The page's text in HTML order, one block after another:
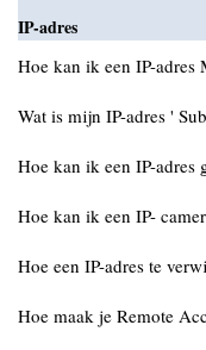
IP-adres
Hoe kan ik een IP-adres
Wat is mijn IP-adres '
Hoe kan ik een IP-
Hoe kan ik een IP-
Hoe een IP-adres te
Hoe maak je Remote